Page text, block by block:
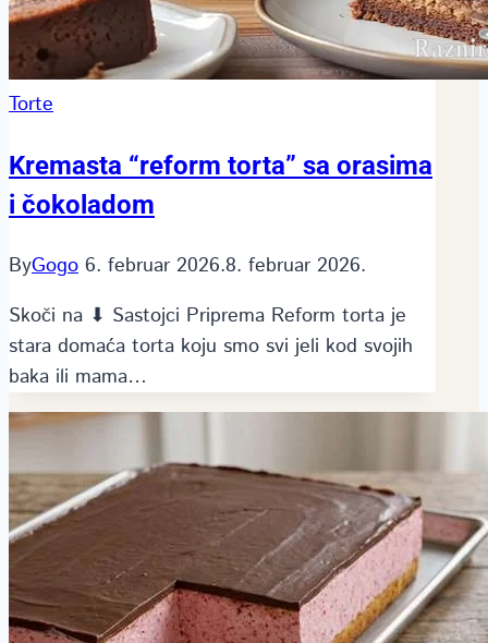
Torte
Kremasta “reform torta” sa orasima
i čokoladom
ByGogo 6. februar 2026.8. februar 2026.
Skoči na ⬇ Sastojci Priprema Reform torta je
stara domaća torta koju smo svi jeli kod svojih
baka ili mama…